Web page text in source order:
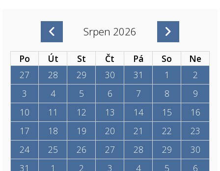
Srpen 2026
Po Út St Čt Pá So
Ne
27
28 29 30 31 1
2
3
4 5 6 7 8
9
10
11 12 13 14 15
16
17
18 19 20 21 22
23
24
25 26 27 28 29
30
31
1 2 3 4 5 6